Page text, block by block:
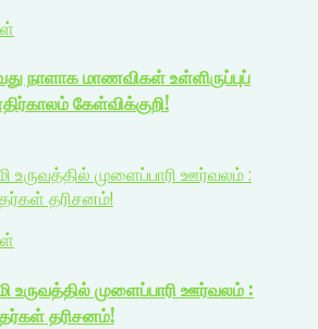
நாளாக மாணவிகள் உள்ளிருப்புப்
கேள்விக்குறி!
உருவத்தில் முளைப்பாரி ஊர்வலம் :
தரிசனம்!
உருவத்தில் முளைப்பாரி ஊர்வலம் :
தரிசனம்!